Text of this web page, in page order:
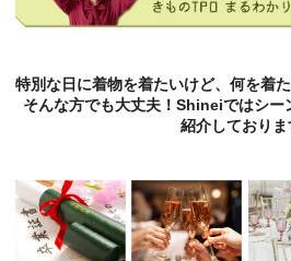
特別な日に着物を着たいけど、何を着
そんな方でも大丈夫！Shineiではシー
紹介しておりま